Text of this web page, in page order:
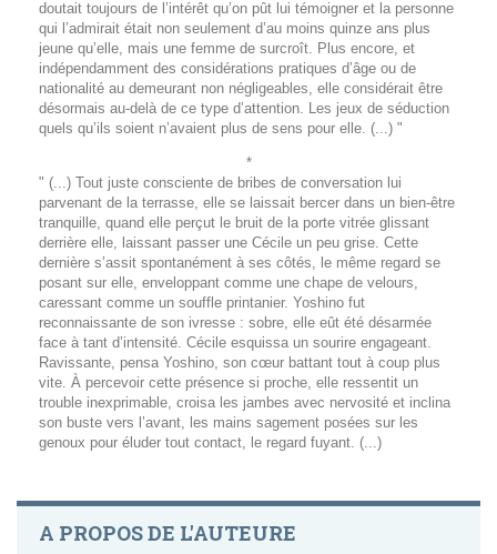
doutait toujours de l’intérêt qu’on pût lui témoigner et la personne
qui l’admirait était non seulement d’au moins quinze ans plus
jeune qu’elle, mais une femme de surcroît. Plus encore, et
indépendamment des considérations pratiques d’âge ou de
nationalité au demeurant non négligeables, elle considérait être
désormais au-delà de ce type d’attention. Les jeux de séduction
quels qu’ils soient n’avaient plus de sens pour elle. (...) "
*
" (...) Tout juste consciente de bribes de conversation lui
parvenant de la terrasse, elle se laissait bercer dans un bien-être
tranquille, quand elle perçut le bruit de la porte vitrée glissant
derrière elle, laissant passer une Cécile un peu grise. Cette
dernière s’assit spontanément à ses côtés, le même regard se
posant sur elle, enveloppant comme une chape de velours,
caressant comme un souffle printanier. Yoshino fut
reconnaissante de son ivresse : sobre, elle eût été désarmée
face à tant d’intensité. Cécile esquissa un sourire engageant.
Ravissante, pensa Yoshino, son cœur battant tout à coup plus
vite. À percevoir cette présence si proche, elle ressentit un
trouble inexprimable, croisa les jambes avec nervosité et inclina
son buste vers l’avant, les mains sagement posées sur les
genoux pour éluder tout contact, le regard fuyant. (...)
A PROPOS DE L'AUTEURE